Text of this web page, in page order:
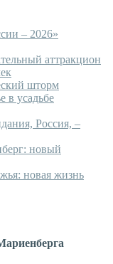
– 2026»
аттракцион
шторм
в усадьбе
Россия, –
новый
новая жизнь